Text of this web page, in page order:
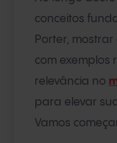
conceitos
Porter,
com exemplos
relevância no
para elevar
Vamos